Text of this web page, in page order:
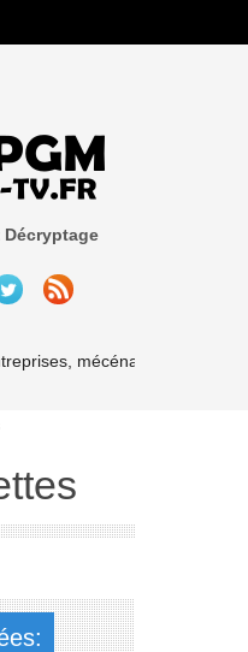
Décryptage
mécénat, associations-